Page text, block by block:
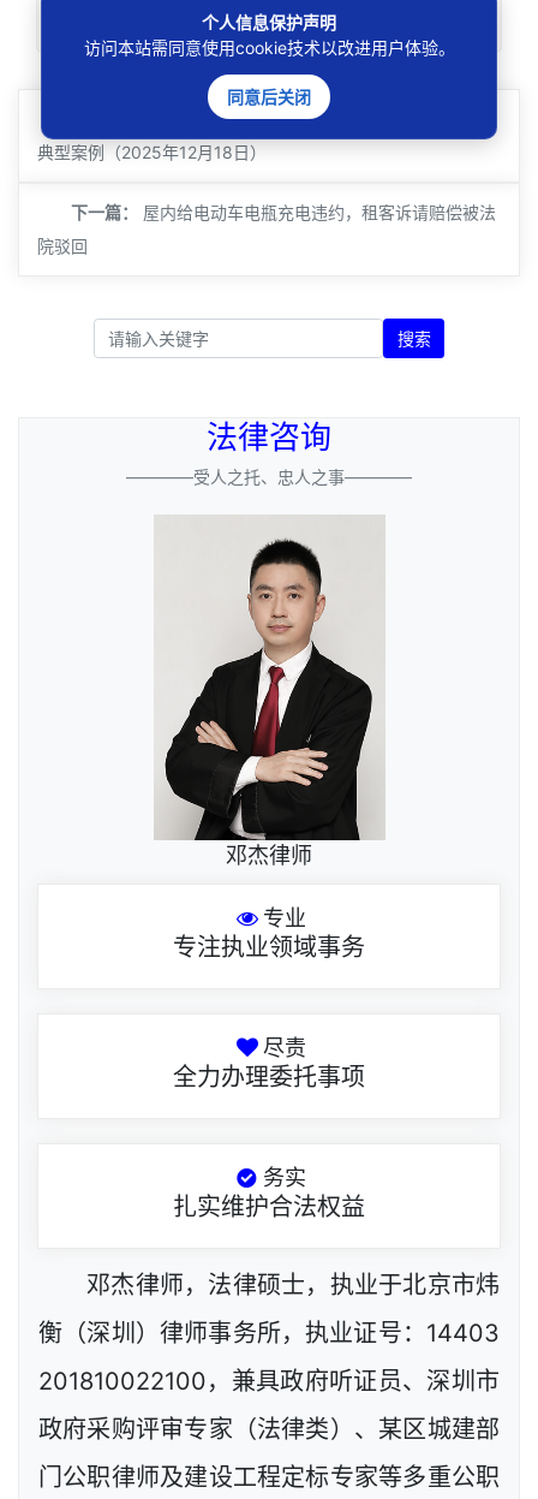
北京市朝阳区人民法院涉中介机构小额房屋租赁
典型案例（2025年12月18日）
下一篇：
屋内给电动车电瓶充电违约，租客诉请赔偿被法
院驳回
搜索
法律咨询
————受人之托、忠人之事————
邓杰律师
专业
专注执业领域事务
尽责
全力办理委托事项
务实
扎实维护合法权益
邓杰律师，法律硕士，执业于北京市炜
衡（深圳）律师事务所，执业证号：14403
201810022100，兼具政府听证员、深圳市
政府采购评审专家（法律类）、某区城建部
门公职律师及建设工程定标专家等多重公职
个人信息保护声明
访问本站需同意使用cookie技术以改进用户体验。
同意后关闭